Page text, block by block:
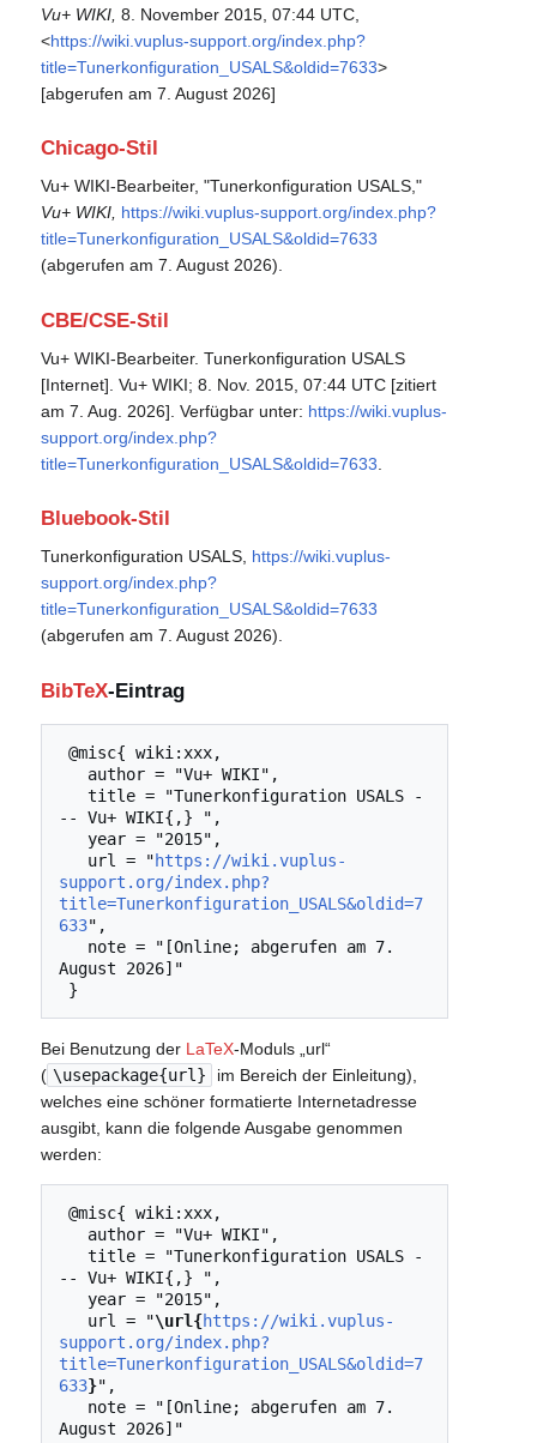
Vu+ WIKI, 8. November 2015, 07:44 UTC,
<https://wiki.vuplus-support.org/index.php?
title=Tunerkonfiguration_USALS&oldid=7633>
[abgerufen am 7. August 2026]
Chicago-Stil
Vu+ WIKI-Bearbeiter, "Tunerkonfiguration USALS,"
Vu+ WIKI, https://wiki.vuplus-support.org/index.php?
title=Tunerkonfiguration_USALS&oldid=7633
(abgerufen am 7. August 2026).
CBE/CSE-Stil
Vu+ WIKI-Bearbeiter. Tunerkonfiguration USALS
[Internet]. Vu+ WIKI; 8. Nov. 2015, 07:44 UTC [zitiert
am 7. Aug. 2026]. Verfügbar unter: https://wiki.vuplus-
support.org/index.php?
title=Tunerkonfiguration_USALS&oldid=7633
Bluebook-Stil
Tunerkonfiguration USALS, https://wiki.vuplus-
support.org/index.php?
title=Tunerkonfiguration_USALS&oldid=7633
(abgerufen am 7. August 2026).
BibTeX-Eintrag
-- Vu+ WIKI{,} ",
   url = "
https://wiki.vuplus-
support.org/index.php?
title=Tunerkonfiguration_USALS&oldid=7
633",
August 2026]"
Bei Benutzung der LaTeX-Moduls „url“
( \usepackage{url}
im Bereich der Einleitung),
welches eine schöner formatierte Internetadresse
ausgibt, kann die folgende Ausgabe genommen
werden:
-- Vu+ WIKI{,} ",
   url = "
\url{https://wiki.vuplus-
support.org/index.php?
title=Tunerkonfiguration_USALS&oldid=7
633}",
August 2026]"